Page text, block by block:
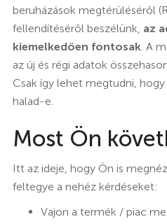
beruházások megtérüléséről
fellendítéséről beszélünk, az
kiemelkedően fontosak. A
az új és régi adatok
Csak így lehet megtudni,
halad-e.
Most Ön
Itt az ideje, hogy Ön is
feltegye a nehéz kérdéseket:
Vajon a termék / piac